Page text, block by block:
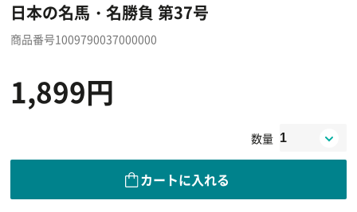
日本の名馬・名勝負 第37号
商品番号1009790037000000
1,899円
数量
カートに入れる